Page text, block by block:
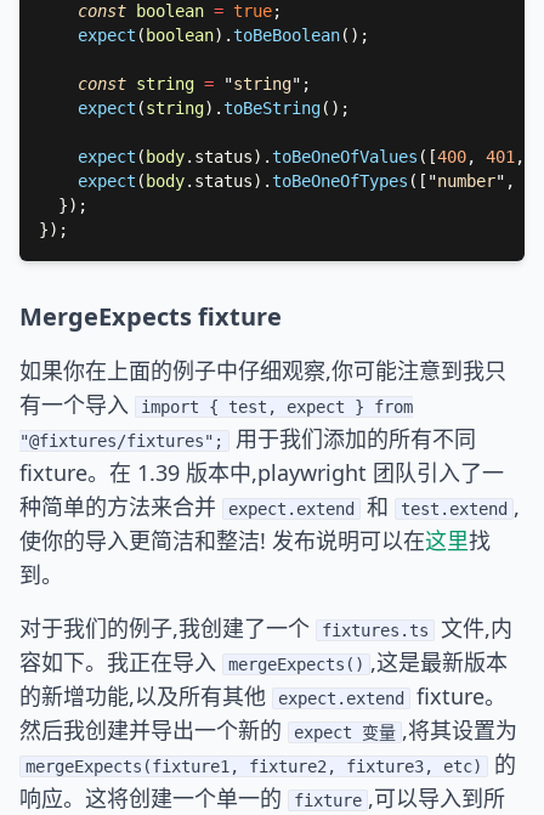
const boolean = true
expect ( boolean).toBeBoolean
const string = "string"
expect (string).toBeString
expect ( body.status).toBeOneOfValues ([400, 401 ,
expect ( body.status).toBeOneOfTypes ([ "number" ,
MergeExpects fixture
如果你在上面的例子中仔细观察,你可能注意到我只
有一个导入
import { test, expect } from
"@fixtures/fixtures";
用于我们添加的所有不同
fixture。在 1.39 版本中,playwright 团队引入了一
种简单的方法来合并
expect.extend 和 test.extend ,
使你的导入更简洁和整洁! 发布说明可以在这里找
到。
对于我们的例子,我创建了一个
fixtures.ts
文件,内
容如下。我正在导入
mergeExpects() ,这是最新版本
的新增功能,以及所有其他
expect.extend
fixture。
然后我创建并导出一个新的
expect 变量 ,将其设置为
mergeExpects(fixture1, fixture2, fixture3, etc)
的
响应。这将创建一个单一的
fixture ,可以导入到所